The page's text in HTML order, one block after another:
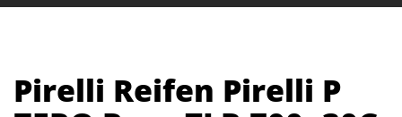
Pirelli Reifen Pirelli P